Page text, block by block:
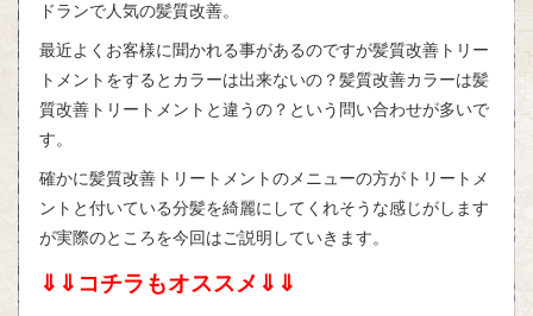
ドランで人気の髪質改善。
最近よくお客様に聞かれる事があるのですが髪質改善トリー
トメントをするとカラーは出来ないの？髪質改善カラーは髪
質改善トリートメントと違うの？という問い合わせが多いで
す。
確かに髪質改善トリートメントのメニューの方がトリートメ
ントと付いている分髪を綺麗にしてくれそうな感じがします
が実際のところを今回はご説明していきます。
⇓⇓コチラもオススメ⇓⇓